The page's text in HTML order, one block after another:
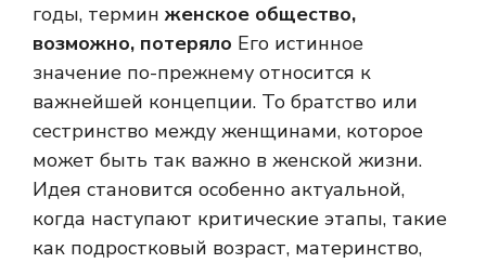
годы, терминженское общество,
возможно, потеряло Его истинное
значение по-прежнему относится к
важнейшей концепции. То братство или
сестринство между женщинами, которое
может быть так важно в женской жизни.
Идея становится особенно актуальной,
когда наступают критические этапы, такие
как подростковый возраст, материнство,